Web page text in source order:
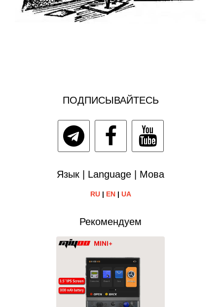
ПОДПИСЫВАЙТЕСЬ
Язык | Language | Мова
RU| EN| UA
Рекомендуем